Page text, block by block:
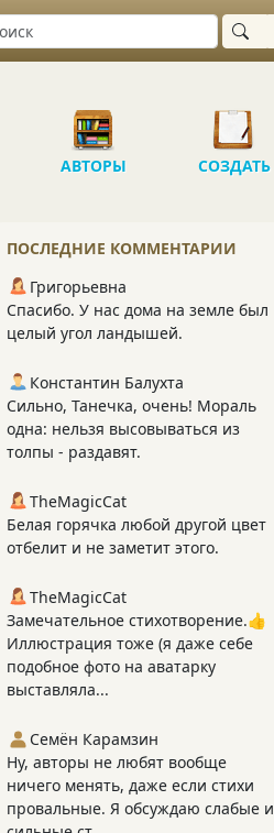
АВТОРЫ СОЗДАТЬ
ПОСЛЕДНИЕ КОММЕНТАРИИ
Григорьевна
Спасибо. У нас дома на земле был
целый угол ландышей.
Константин Балухта
Сильно, Танечка, очень! Мораль
одна: нельзя высовываться из
толпы - раздавят.
TheMagicCat
Белая горячка любой другой цвет
отбелит и не заметит этого.
TheMagicCat
Замечательное стихотворение.👍
Иллюстрация тоже (я даже себе
подобное фото на аватарку
выставляла...
Семён Карамзин
Ну, авторы не любят вообще
ничего менять, даже если стихи
провальные. Я обсуждаю слабые и